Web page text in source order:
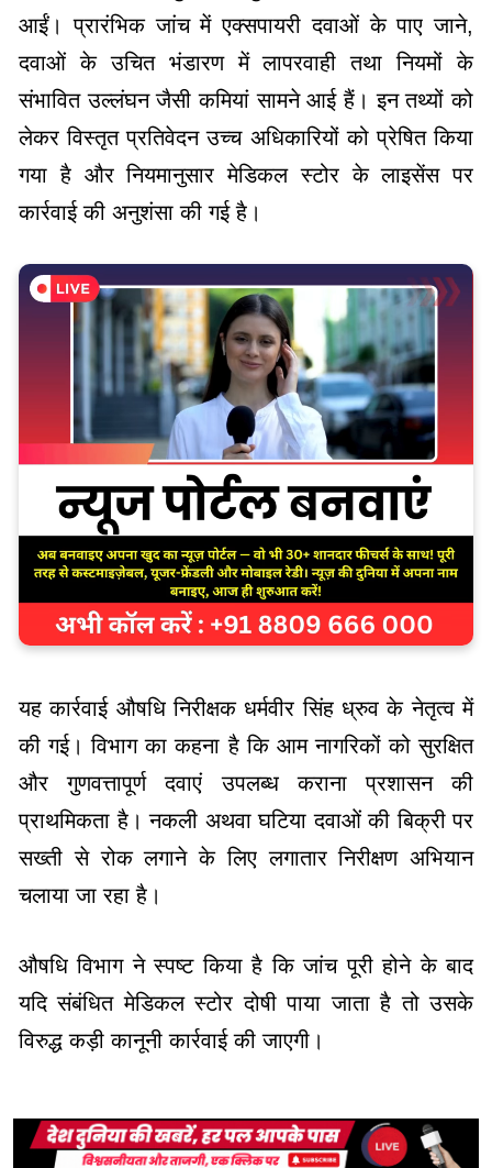
आईं। प्रारंभिक जांच में एक्सपायरी दवाओं के पाए जाने,
दवाओं के उचित भंडारण में लापरवाही तथा नियमों के
संभावित उल्लंघन जैसी कमियां सामने आई हैं। इन तथ्यों को
लेकर विस्तृत प्रतिवेदन उच्च अधिकारियों को प्रेषित किया
गया है और नियमानुसार मेडिकल स्टोर के लाइसेंस पर
कार्रवाई की अनुशंसा की गई है।
यह कार्रवाई औषधि निरीक्षक धर्मवीर सिंह ध्रुव के नेतृत्व में
की गई। विभाग का कहना है कि आम नागरिकों को सुरक्षित
और गुणवत्तापूर्ण दवाएं उपलब्ध कराना प्रशासन की
प्राथमिकता है। नकली अथवा घटिया दवाओं की बिक्री पर
सख्ती से रोक लगाने के लिए लगातार निरीक्षण अभियान
चलाया जा रहा है।
औषधि विभाग ने स्पष्ट किया है कि जांच पूरी होने के बाद
यदि संबंधित मेडिकल स्टोर दोषी पाया जाता है तो उसके
विरुद्ध कड़ी कानूनी कार्रवाई की जाएगी।